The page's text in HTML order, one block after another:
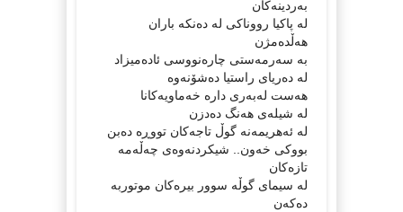
به‌ردینه‌كان
له‌ پاكیا رووناكی له‌ ده‌نكه‌ باران
هه‌ڵده‌مژن
به‌ سه‌رمه‌ستی چاره‌نووسی ئاده‌میزاد
له‌ ده‌ریای راستیا ده‌شۆنه‌وه‌
هه‌ست له‌به‌ری داره‌ خه‌ماویه‌كانا
له‌ شیله‌ی هه‌نگ ده‌دزن
له‌ ئه‌هریمه‌نه‌ گوڵ تاجه‌كان تووڕه‌ ده‌بن
بووكی خه‌ون.. شیكردنه‌وه‌ی چه‌ڵه‌مه‌
تازه‌كان
له‌ سیمای گوڵه‌ سوور بیره‌كان موتوربه‌
ده‌كه‌ن